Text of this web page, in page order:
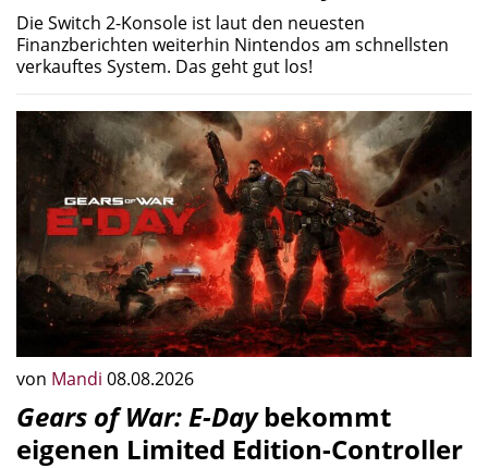
Die Switch 2-Konsole ist laut den neuesten
Finanzberichten weiterhin Nintendos am schnellsten
verkauftes System. Das geht gut los!
von Mandi 08.08.2026
Gears of War: E-Daybekommt
eigenen Limited Edition-Controller